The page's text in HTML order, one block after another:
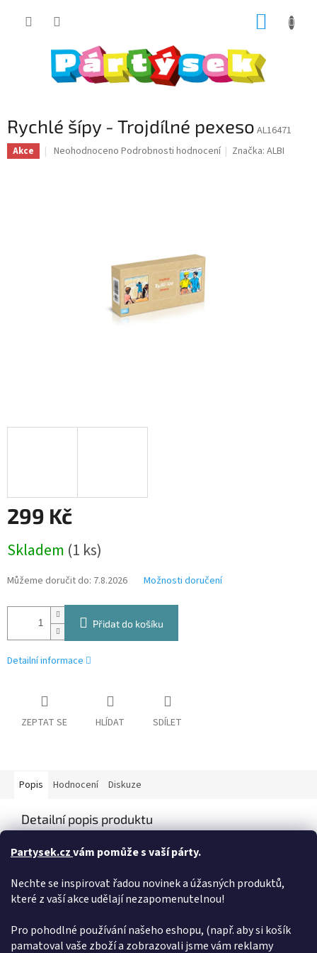
Partysek.czvám pomůže s vaší párty.
Nechte se inspirovat řadou novinek a úžasných produktů,
které z vaší akce udělají nezapomenutelnou!
Pro pohodlné používání našeho eshopu, (např. aby si košík
pamatoval vaše zboží a zobrazovali jsme vám reklamy
Rychlé šípy - Trojdílné pexeso AL16471
Akce
Průměrné
Neohodnoceno Podrobnosti hodnocení Značka:ALBI
299 Kč
cena:
Skladem (1 ks)
Můžeme doručit do: 7.8.2026 Možnosti doručení
Přidat do košíku
Detailní informace
ZEPTAT SE HLÍDAT SDÍLET
Popis Hodnocení Diskuze
Detailní popis produktu
V originálním trojdílném pexesu s motivem Rychlých šípů se hráči
snaží najít 3 k sobě patřící dílky.
Doplňkové parametry
Hmotnost:
0.223 kg
EAN: 8590228053091